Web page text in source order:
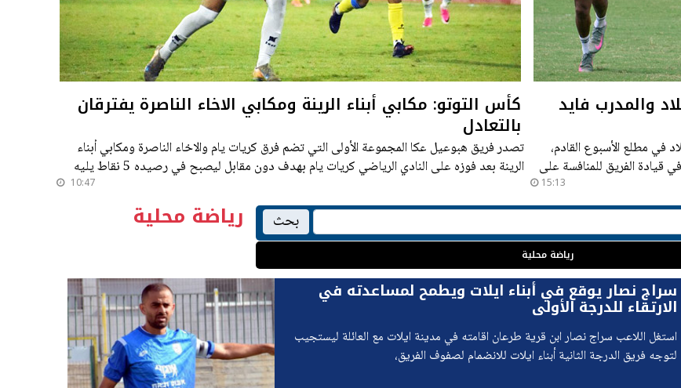
والمدرب فايد
في مطلع الأسبوع القادم،
قيادة الفريق للمنافسة على
15:13
كأس التوتو: مكابي أبناء الرينة ومكابي الاخاء الناصرة يفترقان
بالتعادل
تصدر فريق هبوعيل عكا المجموعة الأولى التي تضم فرق كريات يام والاخاء الناصرة ومكابي أبناء
الرينة بعد فوزه على النادي الرياضي كريات يام بهدف دون مقابل ليصبح في رصيده 5 نقاط يليه
10:47
بحث
رياضة محلية
رياضة محلية
سراج نصار يوقع في أبناء ايلات ويطمح لمساعدته في
الارتقاء للدرجة الأولى
استغل اللاعب سراج نصار ابن قرية طرعان اقامته في مدينة ايلات مع العائلة ليستجيب
لتوجه فريق الدرجة الثانية أبناء ايلات للانضمام لصفوف الفريق،